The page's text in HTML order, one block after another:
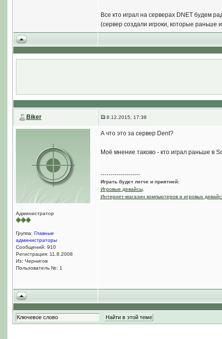
Все кто играл на серверах DNET будем
(сервер создали игроки, которые раньше
Biker 8.12.2015, 17:38
Администратор
Группа: Главные
администраторы
Сообщений: 910
Регистрация: 11.8.2008
Из: Чернигов
Пользователь №: 1
А что это за сервер Dent?
Моё мнение таково - кто играл раньше в
--------------------
Играть будет легче и приятней:
Игровые девайсы,
Интернет-магазин компьютеров и игровых